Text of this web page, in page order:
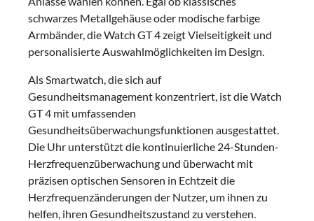
schwarzes Metallgehäuse oder modische farbige
Armbänder, die Watch GT 4 zeigt Vielseitigkeit und
personalisierte Auswahlmöglichkeiten im Design.
Als Smartwatch, die sich auf
Gesundheitsmanagement konzentriert, ist die Watch
GT 4 mit umfassenden
Gesundheitsüberwachungsfunktionen ausgestattet.
Die Uhr unterstützt die kontinuierliche 24-Stunden-
Herzfrequenzüberwachung und überwacht mit
präzisen optischen Sensoren in Echtzeit die
Herzfrequenzänderungen der Nutzer, um ihnen zu
helfen, ihren Gesundheitszustand zu verstehen.